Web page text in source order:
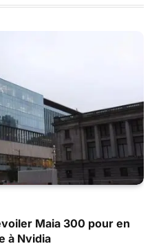
Maia 300 pour en
à Nvidia